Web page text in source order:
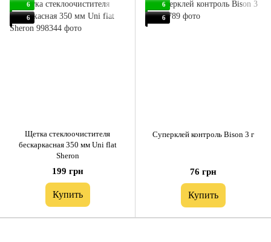
6
6
Щетка стеклоочистителя
бескаркасная 350 мм Uni flat
Sheron
199 грн
Купить
6
6
Cуперклей контроль Bison 3 г
76 грн
Купить